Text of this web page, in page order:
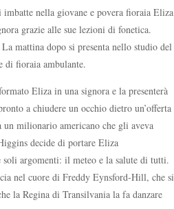
nella giovane e povera fioraia Eliza
grazie alle sue lezioni di fonetica.
mattina dopo si presenta nello studio del
di fioraia ambulante.
Eliza in una signora e la presenterà
a chiudere un occhio dietro un’offerta
milionario americano che gli aveva
decide di portare Eliza
soli argomenti: il meteo e la salute di tutti.
nel cuore di Freddy Eynsford-Hill, che si
la Regina di Transilvania la fa danzare